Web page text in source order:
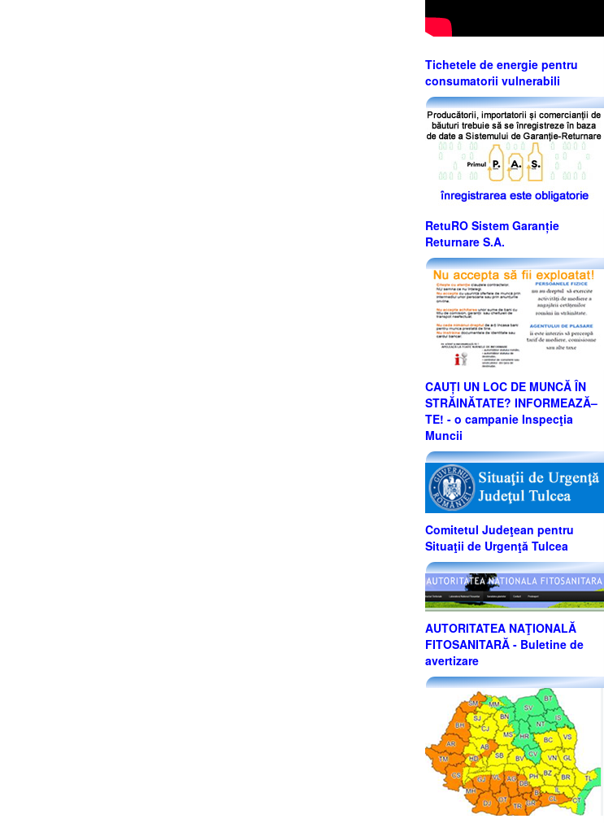
Tichetele de energie pentru
consumatorii vulnerabili
RetuRO Sistem Garanție
Returnare S.A.
CAUȚI UN LOC DE MUNCĂ ÎN
STRĂINĂTATE? INFORMEAZĂ–
TE! - o campanie Inspecţia
Muncii
Comitetul Judeţean pentru
Situaţii de Urgenţă Tulcea
AUTORITATEA NAŢIONALĂ
FITOSANITARĂ - Buletine de
avertizare